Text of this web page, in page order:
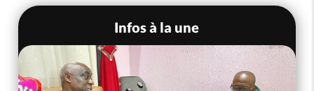
Infos à la une